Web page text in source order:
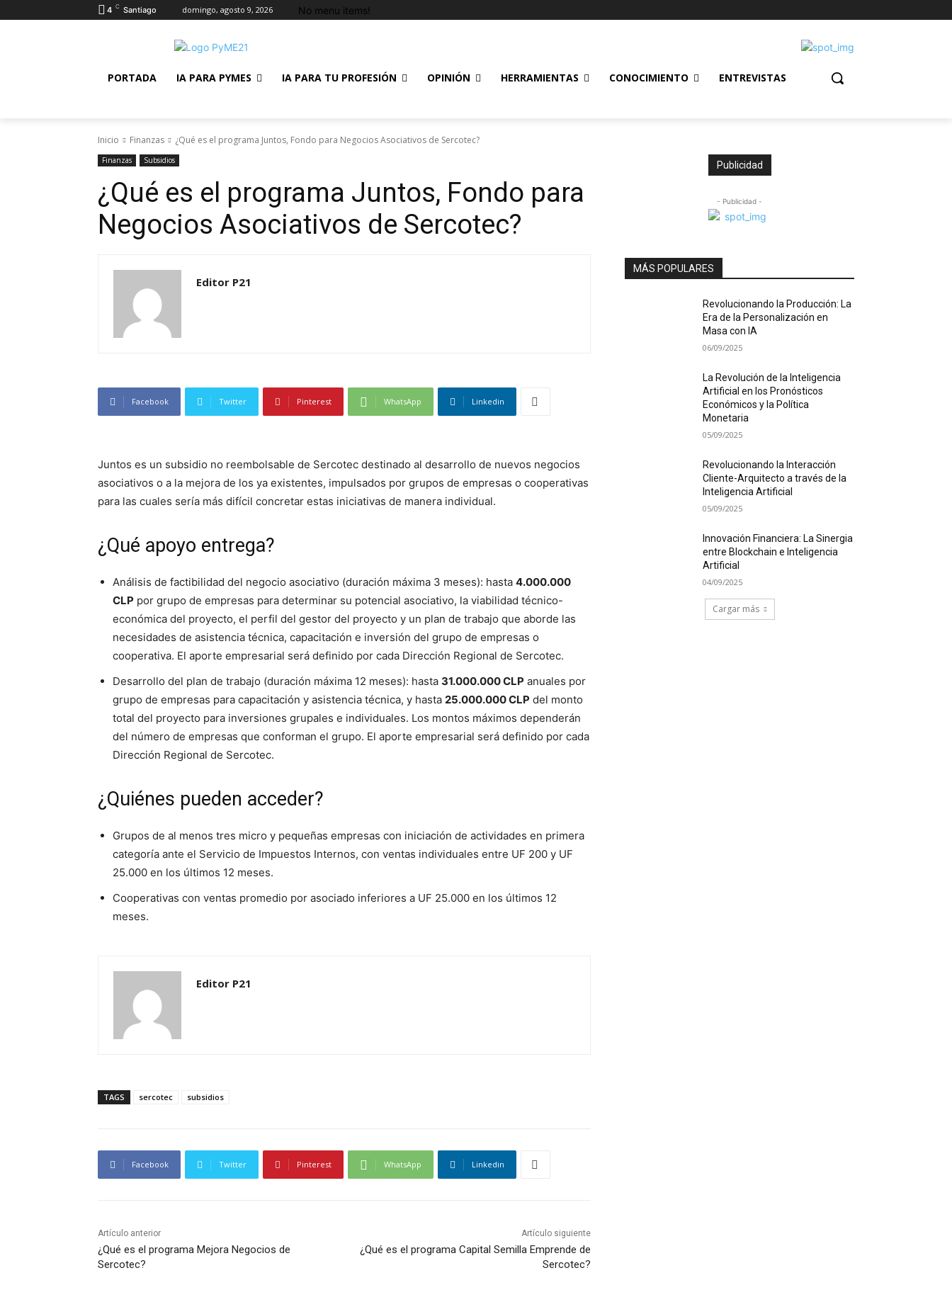
4 C Santiago domingo, agosto 9, 2026 No menu items!
PORTADA IA PARA PYMES IA PARA TU PROFESIÓN OPINIÓN HERRAMIENTAS CONOCIMIENTO ENTREVISTAS
Inicio Finanzas ¿Qué es el programa Juntos, Fondo para Negocios Asociativos de Sercotec?
Finanzas Subsidios
¿Qué es el programa Juntos, Fondo para
Negocios Asociativos de Sercotec?
Editor P21
Facebook Twitter Pinterest WhatsApp Linkedin
Juntos es un subsidio no reembolsable de Sercotec destinado al desarrollo de nuevos negocios
asociativos o a la mejora de los ya existentes, impulsados por grupos de empresas o cooperativas
para las cuales sería más difícil concretar estas iniciativas de manera individual.
¿Qué apoyo entrega?
Análisis de factibilidad del negocio asociativo (duración máxima 3 meses): hasta 4.000.000
CLP por grupo de empresas para determinar su potencial asociativo, la viabilidad técnico-
económica del proyecto, el perfil del gestor del proyecto y un plan de trabajo que aborde las
necesidades de asistencia técnica, capacitación e inversión del grupo de empresas o
cooperativa. El aporte empresarial será definido por cada Dirección Regional de Sercotec.
Desarrollo del plan de trabajo (duración máxima 12 meses): hasta 31.000.000 CLP anuales por
grupo de empresas para capacitación y asistencia técnica, y hasta 25.000.000 CLP del monto
total del proyecto para inversiones grupales e individuales. Los montos máximos dependerán
del número de empresas que conforman el grupo. El aporte empresarial será definido por cada
Dirección Regional de Sercotec.
¿Quiénes pueden acceder?
Grupos de al menos tres micro y pequeñas empresas con iniciación de actividades en primera
categoría ante el Servicio de Impuestos Internos, con ventas individuales entre UF 200 y UF
25.000 en los últimos 12 meses.
Cooperativas con ventas promedio por asociado inferiores a UF 25.000 en los últimos 12
meses.
Editor P21
TAGS sercotec subsidios
Facebook Twitter Pinterest WhatsApp Linkedin
Artículo anterior
¿Qué es el programa Mejora Negocios de
Sercotec?
Artículo siguiente
¿Qué es el programa Capital Semilla Emprende de
Sercotec?
Publicidad
- Publicidad -
MÁS POPULARES
Revolucionando la Producción: La
Era de la Personalización en
Masa con IA
06/09/2025
La Revolución de la Inteligencia
Artificial en los Pronósticos
Económicos y la Política
Monetaria
05/09/2025
Revolucionando la Interacción
Cliente-Arquitecto a través de la
Inteligencia Artificial
05/09/2025
Innovación Financiera: La Sinergia
entre Blockchain e Inteligencia
Artificial
04/09/2025
Cargar más